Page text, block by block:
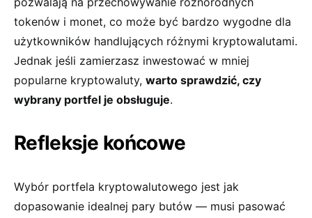
tokenów i‍ monet, co może być bardzo wygodne dla
użytkowników handlujących różnymi kryptowalutami.
Jednak jeśli zamierzasz​ inwestować w ​mniej
popularne kryptowaluty,⁤ warto sprawdzić, czy⁤
wybrany portfel je obsługuje.
Refleksje końcowe
Wybór portfela ‌kryptowalutowego jest jak
dopasowanie idealnej pary⁤ butów — ⁢musi pasować